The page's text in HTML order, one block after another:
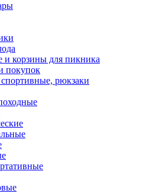
и корзины для пикника
покупок
рюкзаки